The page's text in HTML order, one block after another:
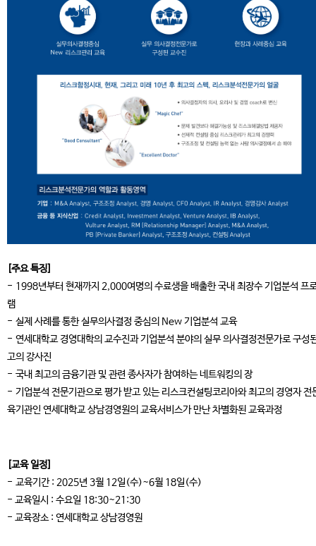
[주요 특징]
- 1998년부터 현재까지 2,000여명의 수료생을 배출한 국내 최장수 기업분석 프
램
- 실제 사례를 통한 실무의사결정 중심의 New 기업분석 교육
- 연세대학교 경영대학의 교수진과 기업분석 분야의 실무 의사결정전문가로 구성
고의 강사진
- 국내 최고의 금융기관 및 관련 종사자가 참여하는 네트워킹의 장
- 기업분석 전문기관으로 평가 받고 있는 리스크컨설팅코리아와 최고의 경영자 전
육기관인 연세대학교 상남경영원의 교육서비스가 만난 차별화된 교육과정
[교육 일정]
- 교육기간 : 2025년 3월 12일(수)~6월 18일(수)
- 교육일시 : 수요일 18:30~21:30
- 교육장소 : 연세대학교 상남경영원